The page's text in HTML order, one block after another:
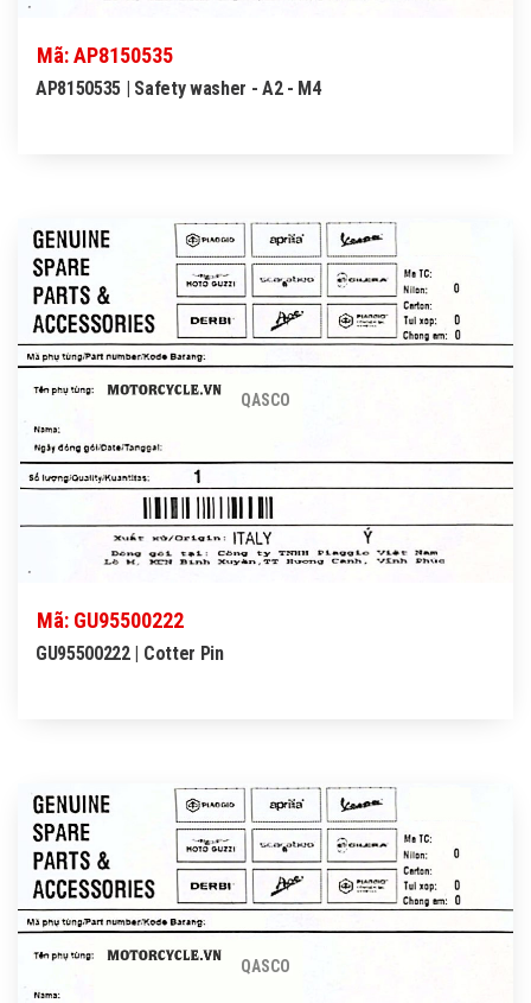
Mã: AP8150535
AP8150535 | Safety washer - A2 - M4
QASCO
Mã: GU95500222
GU95500222 | Cotter Pin
QASCO